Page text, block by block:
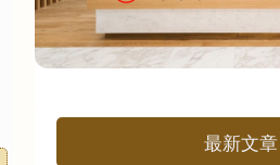
最新文章